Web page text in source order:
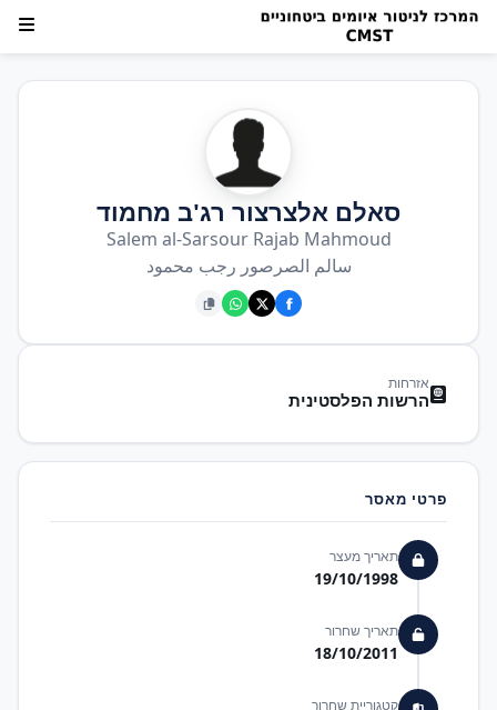
סאלם אלצרצור רג'ב מחמוד
Salem al-Sarsour Rajab Mahmoud
سالم الصرصور رجب محمود
אזרחות
הרשות הפלסטינית
פרטי מאסר
תאריך מעצר
19/10/1998
תאריך שחרור
18/10/2011
קטגוריית שחרור